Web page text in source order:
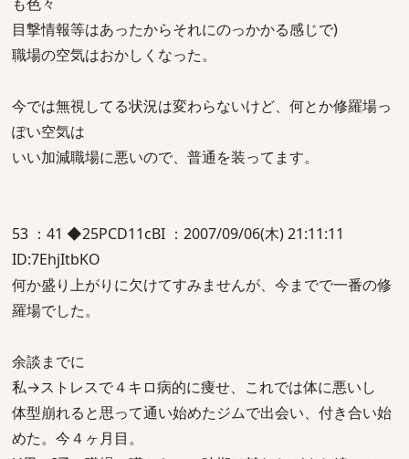
目撃情報等はあったからそれにのっかかる感じで)
職場の空気はおかしくなった。
今では無視してる状況は変わらないけど、何とか修羅場っ
ぽい空気は
いい加減職場に悪いので、普通を装ってます。
53 ：41 ◆25PCD11cBI ：2007/09/06(木) 21:11:11
ID:7EhjItbKO
何か盛り上がりに欠けてすみませんが、今までで一番の修
羅場でした。
余談までに
私→ストレスで４キロ病的に痩せ、これでは体に悪いし
体型崩れると思って通い始めたジムで出会い、付き合い始
めた。今４ヶ月目。